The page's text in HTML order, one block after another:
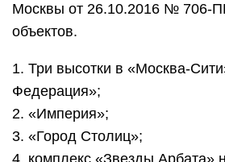
Москвы от 26.10.2016 № 706-
объектов.
1. Три высотки в «Москва-
Федерация»;
2. «Империя»;
3. «Город Столиц»;
4. комплекс «Звезды Арбата»